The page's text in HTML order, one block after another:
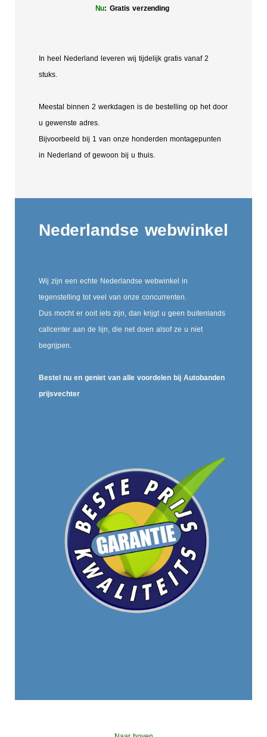
Nu: Gratis verzending
In heel Nederland leveren wij tijdelijk gratis vanaf 2
stuks.
Meestal binnen 2 werkdagen is de bestelling op het door
u gewenste adres.
Bijvoorbeeld bij 1 van onze honderden montagepunten
in Nederland of gewoon bij u thuis.
Nederlandse webwinkel
Wij zijn een echte Nederlandse webwinkel in
tegenstelling tot veel van onze concurrenten.
Dus mocht er ooit iets zijn, dan krijgt u geen buitenlands
callcenter aan de lijn, die net doen alsof ze u niet
begrijpen.
Bestel nu en geniet van alle voordelen bij Autobanden
prijsvechter